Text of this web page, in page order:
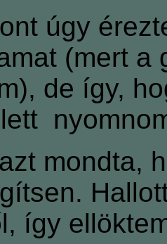
úgy
(mert a
de így,
mondta,
így